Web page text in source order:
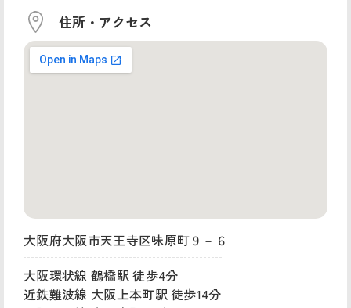
住所・アクセス
大阪府大阪市天王寺区味原町９－６
大阪環状線 鶴橋駅 徒歩4分
近鉄難波線 大阪上本町駅 徒歩14分